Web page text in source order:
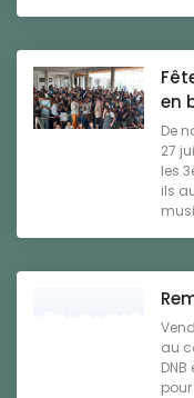
en
De
27
les
ils
au